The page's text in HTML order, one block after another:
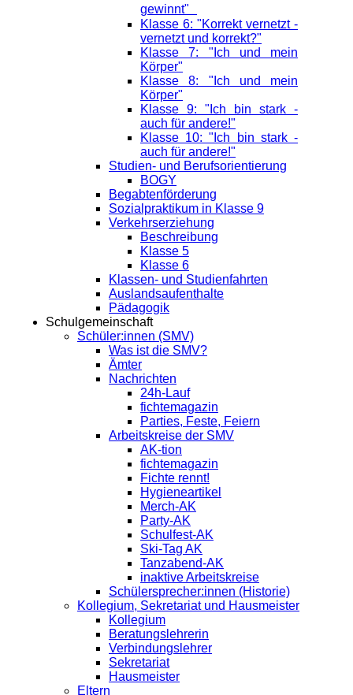
gewinnt"
Klasse 6: "Korrekt vernetzt -
vernetzt und korrekt?"
Klasse 7: "Ich und mein
Körper"
Klasse 8: "Ich und mein
Körper"
Klasse 9: "Ich bin stark -
auch für andere!"
Klasse 10: "Ich bin stark -
auch für andere!"
Studien- und Berufsorientierung
BOGY
Begabtenförderung
Sozialpraktikum in Klasse 9
Verkehrserziehung
Beschreibung
Klasse 5
Klasse 6
Klassen- und Studienfahrten
Auslandsaufenthalte
Pädagogik
Schulgemeinschaft
Schüler:innen (SMV)
Was ist die SMV?
Ämter
Nachrichten
24h-Lauf
fichtemagazin
Parties, Feste, Feiern
Arbeitskreise der SMV
AK-tion
fichtemagazin
Fichte rennt!
Hygieneartikel
Merch-AK
Party-AK
Schulfest-AK
Ski-Tag AK
Tanzabend-AK
inaktive Arbeitskreise
Schülersprecher:innen (Historie)
Kollegium, Sekretariat und Hausmeister
Kollegium
Beratungslehrerin
Verbindungslehrer
Sekretariat
Hausmeister
Eltern